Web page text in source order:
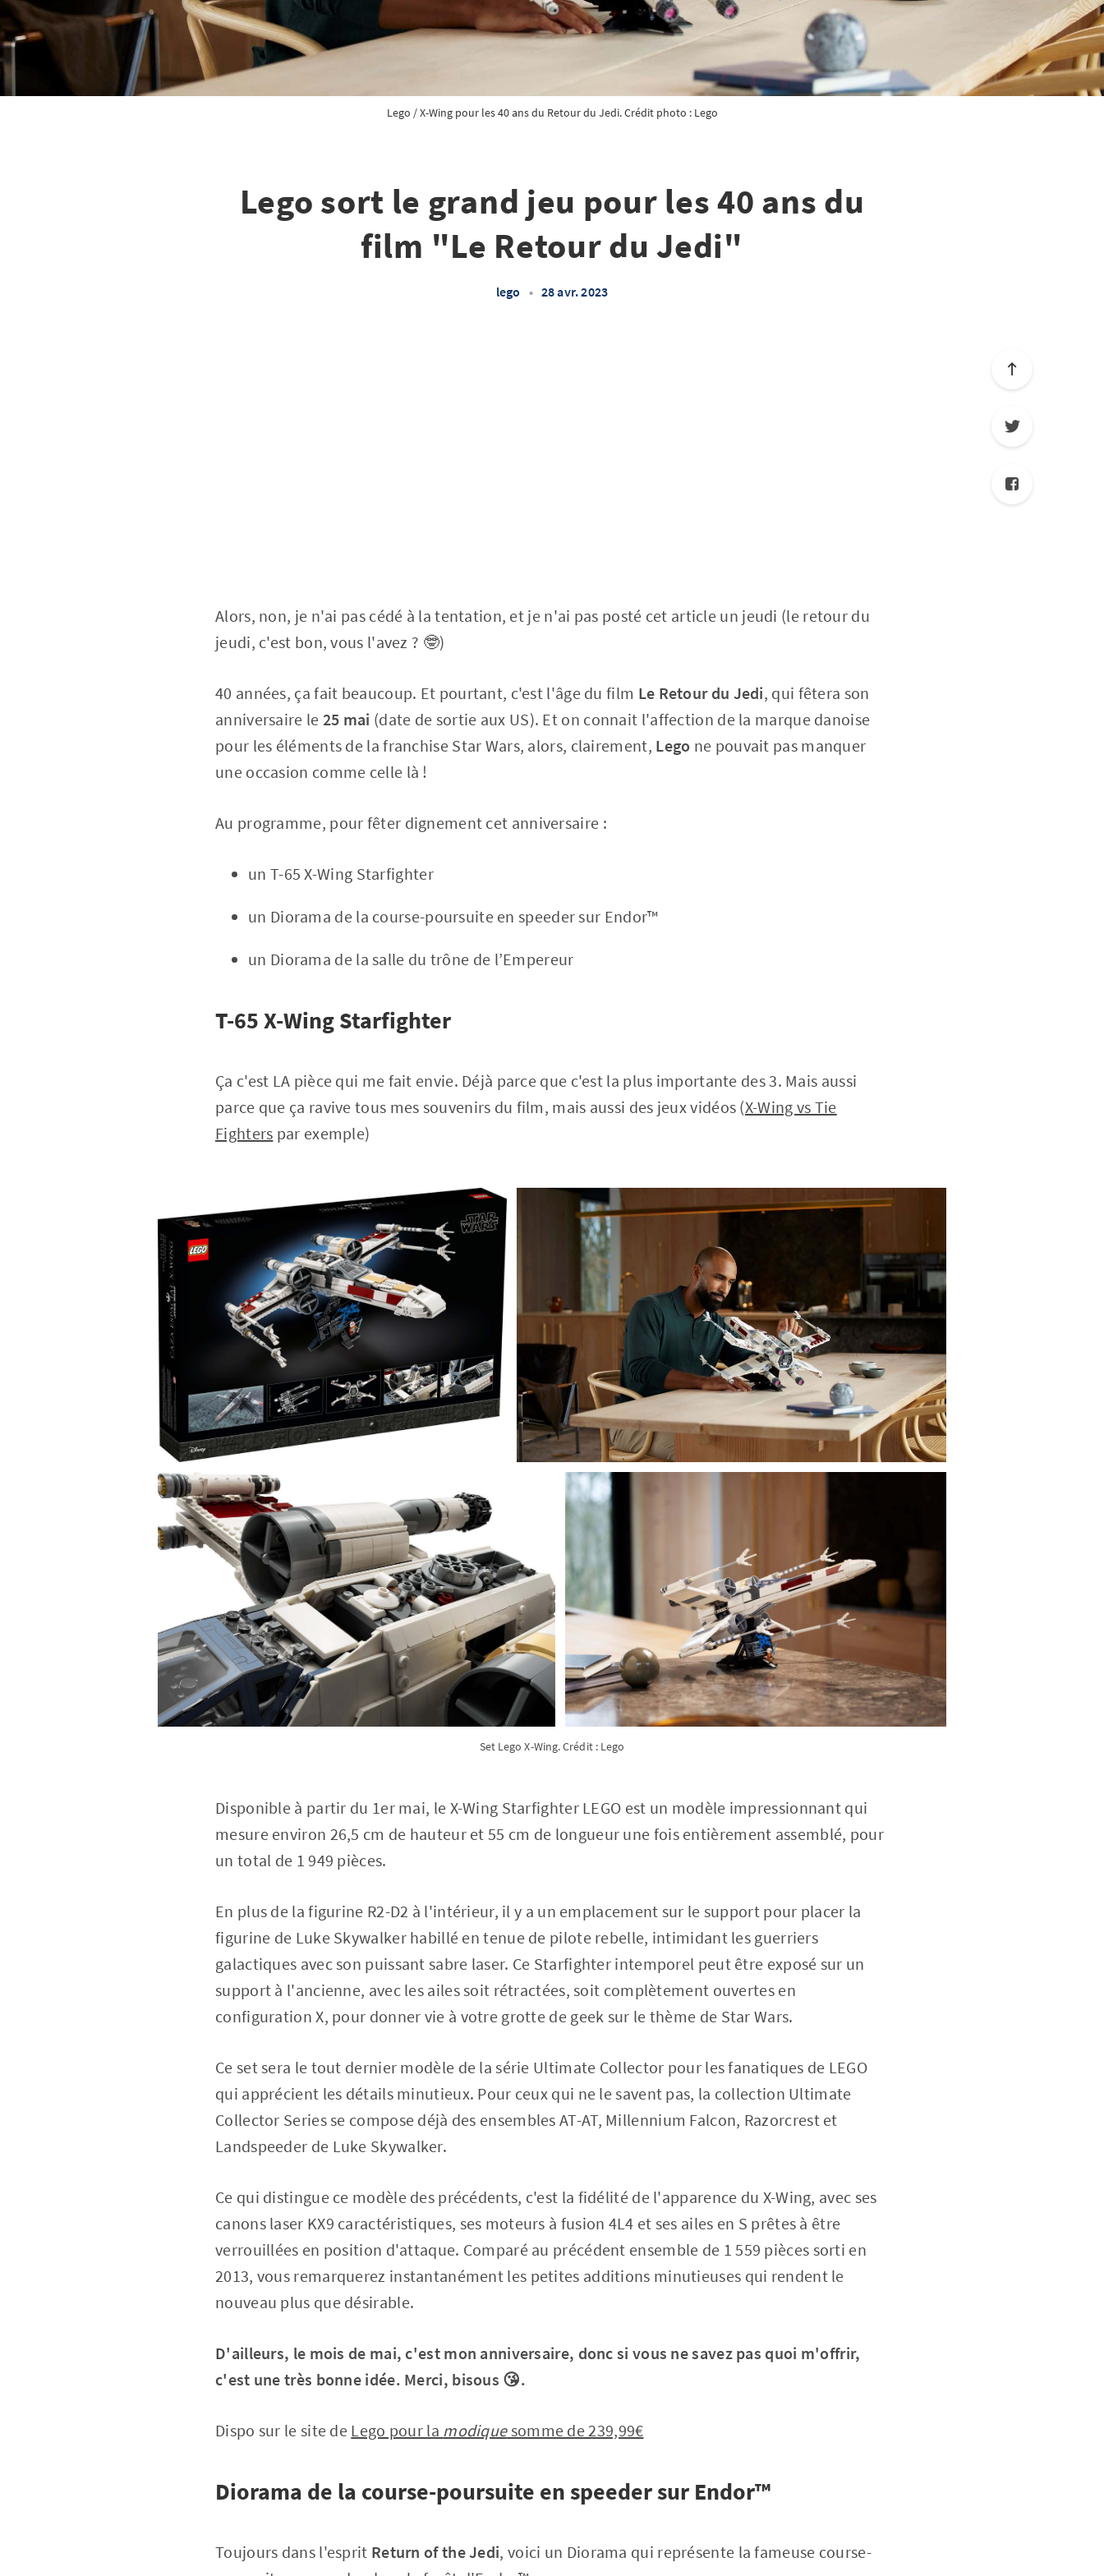
Lego / X-Wing pour les 40 ans du Retour du Jedi. Crédit photo : Lego
Lego sort le grand jeu pour les 40 ans du
film "Le Retour du Jedi"
lego • 28 avr. 2023
Alors, non, je n'ai pas cédé à la tentation, et je n'ai pas posté cet article un jeudi (le retour du
jeudi, c'est bon, vous l'avez ? 🤓)
40 années, ça fait beaucoup. Et pourtant, c'est l'âge du film Le Retour du Jedi, qui fêtera son
anniversaire le 25 mai (date de sortie aux US). Et on connait l'affection de la marque danoise
pour les éléments de la franchise Star Wars, alors, clairement, Lego ne pouvait pas manquer
une occasion comme celle là !
Au programme, pour fêter dignement cet anniversaire :
un T-65 X-Wing Starfighter
un Diorama de la course-poursuite en speeder sur Endor™
un Diorama de la salle du trône de l’Empereur
T-65 X-Wing Starfighter
Ça c'est LA pièce qui me fait envie. Déjà parce que c'est la plus importante des 3. Mais aussi
parce que ça ravive tous mes souvenirs du film, mais aussi des jeux vidéos (X-Wing vs Tie
Fighters par exemple)
Set Lego X-Wing. Crédit : Lego
Disponible à partir du 1er mai, le X-Wing Starfighter LEGO est un modèle impressionnant qui
mesure environ 26,5 cm de hauteur et 55 cm de longueur une fois entièrement assemblé, pour
un total de 1 949 pièces.
En plus de la figurine R2-D2 à l'intérieur, il y a un emplacement sur le support pour placer la
figurine de Luke Skywalker habillé en tenue de pilote rebelle, intimidant les guerriers
galactiques avec son puissant sabre laser. Ce Starfighter intemporel peut être exposé sur un
support à l'ancienne, avec les ailes soit rétractées, soit complètement ouvertes en
configuration X, pour donner vie à votre grotte de geek sur le thème de Star Wars.
Ce set sera le tout dernier modèle de la série Ultimate Collector pour les fanatiques de LEGO
qui apprécient les détails minutieux. Pour ceux qui ne le savent pas, la collection Ultimate
Collector Series se compose déjà des ensembles AT-AT, Millennium Falcon, Razorcrest et
Landspeeder de Luke Skywalker.
Ce qui distingue ce modèle des précédents, c'est la fidélité de l'apparence du X-Wing, avec ses
canons laser KX9 caractéristiques, ses moteurs à fusion 4L4 et ses ailes en S prêtes à être
verrouillées en position d'attaque. Comparé au précédent ensemble de 1 559 pièces sorti en
2013, vous remarquerez instantanément les petites additions minutieuses qui rendent le
nouveau plus que désirable.
D'ailleurs, le mois de mai, c'est mon anniversaire, donc si vous ne savez pas quoi m'offrir,
c'est une très bonne idée. Merci, bisous 😘.
Dispo sur le site de Lego pour la modiquesomme de 239,99€
Diorama de la course-poursuite en speeder sur Endor™
Toujours dans l'esprit Return of the Jedi, voici un Diorama qui représente la fameuse course-